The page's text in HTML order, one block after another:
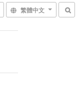
繁體中文